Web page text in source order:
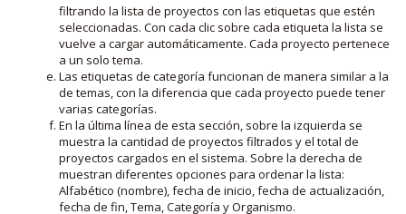
filtrando la lista de proyectos con las etiquetas que estén
seleccionadas. Con cada clic sobre cada etiqueta la lista se
vuelve a cargar automáticamente. Cada proyecto pertenece
a un solo tema.
Las etiquetas de categoría funcionan de manera similar a la
de temas, con la diferencia que cada proyecto puede tener
varias categorías.
En la última línea de esta sección, sobre la izquierda se
muestra la cantidad de proyectos filtrados y el total de
proyectos cargados en el sistema. Sobre la derecha de
muestran diferentes opciones para ordenar la lista:
Alfabético (nombre), fecha de inicio, fecha de actualización,
fecha de fin, Tema, Categoría y Organismo.